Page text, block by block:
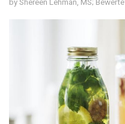
by Shereen Lehman, MS;